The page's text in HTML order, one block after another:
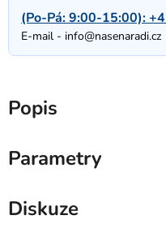
(Po-Pá: 9:00-15:00):
E-mail - info@nasenaradi.cz
Popis
Parametry
Diskuze